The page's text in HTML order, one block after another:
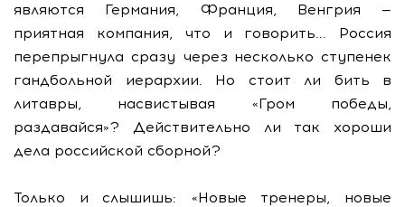
являются Германия, Франция, Венгрия —
приятная компания, что и говорить... Россия
перепрыгнула сразу через несколько ступенек
гандбольной иерархии. Но стоит ли бить в
литавры, насвистывая «Гром победы,
раздавайся»? Действительно ли так хороши
дела российской сборной?
Только и слышишь: «Новые тренеры, новые